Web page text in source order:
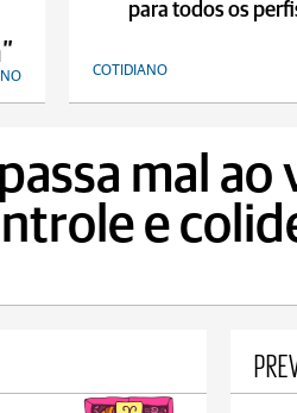
para todos os
COTIDIANO
mal ao
e